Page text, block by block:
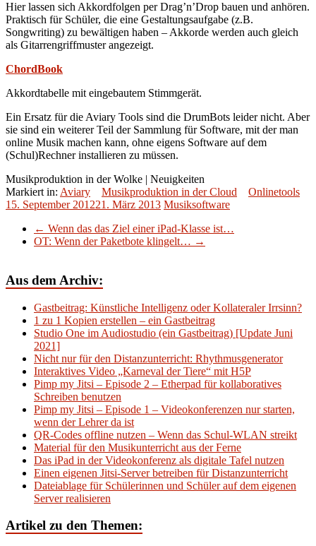
Hier lassen sich Akkordfolgen per Drag’n’Drop bauen und anhören.
Praktisch für Schüler, die eine Gestaltungsaufgabe (z.B.
Songwriting) zu bewältigen haben – Akkorde werden auch gleich
als Gitarrengriffmuster angezeigt.
ChordBook
Akkordtabelle mit eingebautem Stimmgerät.
Ein Ersatz für die Aviary Tools sind die DrumBots leider nicht. Aber
sie sind ein weiterer Teil der Sammlung für Software, mit der man
online Musik machen kann, ohne eigens Software auf dem
(Schul)Rechner installieren zu müssen.
Musikproduktion in der Wolke | Neuigkeiten
Markiert in: Aviary Musikproduktion in der Cloud
Onlinetools
15. September 201221. März 2013 Musiksoftware
← Wenn das das Ziel einer iPad-Klasse ist…
OT: Wenn der Paketbote klingelt… →
Aus dem Archiv:
Gastbeitrag: Künstliche Intelligenz oder Kollateraler Irrsinn?
1 zu 1 Kopien erstellen – ein Gastbeitrag
Studio One im Audiostudio (ein Gastbeitrag) [Update Juni
2021]
Nicht nur für den Distanzunterricht: Rhythmusgenerator
Interaktives Video „Karneval der Tiere“ mit H5P
Pimp my Jitsi – Episode 2 – Etherpad für kollaboratives
Schreiben benutzen
Pimp my Jitsi – Episode 1 – Videokonferenzen nur starten,
wenn der Lehrer da ist
QR-Codes offline nutzen – Wenn das Schul-WLAN streikt
Material für den Musikunterricht aus der Ferne
Das iPad in der Videokonferenz als digitale Tafel nutzen
Einen eigenen Jitsi-Server betreiben für Distanzunterricht
Dateiablage für Schülerinnen und Schüler auf dem eigenen
Server realisieren
Artikel zu den Themen: